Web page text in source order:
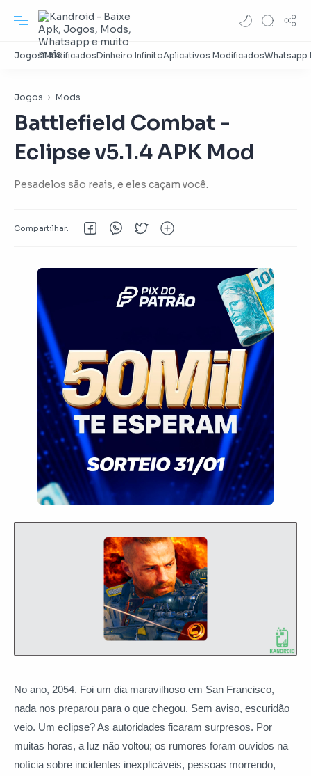
Jogos Mods
Battlefield Combat -
Eclipse v5.1.4 APK Mod
Pesadelos são reais, e eles caçam você.
No ano, 2054. Foi um dia maravilhoso em San Francisco,
nada nos preparou para o que chegou. Sem aviso, escuridão
veio. Um eclipse? As autoridades ficaram surpresos. Por
muitas horas, a luz não voltou; os rumores foram ouvidos na
notícia sobre incidentes inexplicáveis, pessoas morrendo,